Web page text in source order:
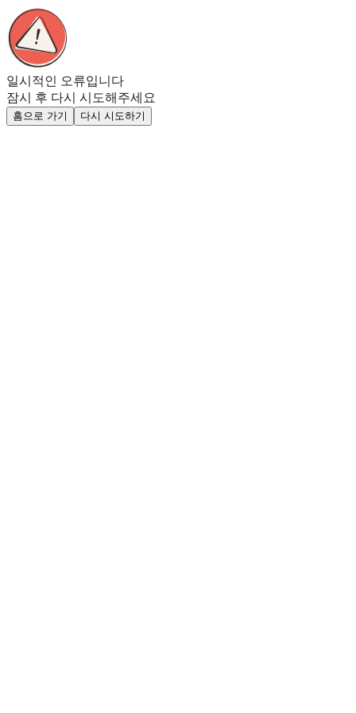
일시적인 오류입니다
잠시 후 다시 시도해주세요
홈으로 가기 다시 시도하기